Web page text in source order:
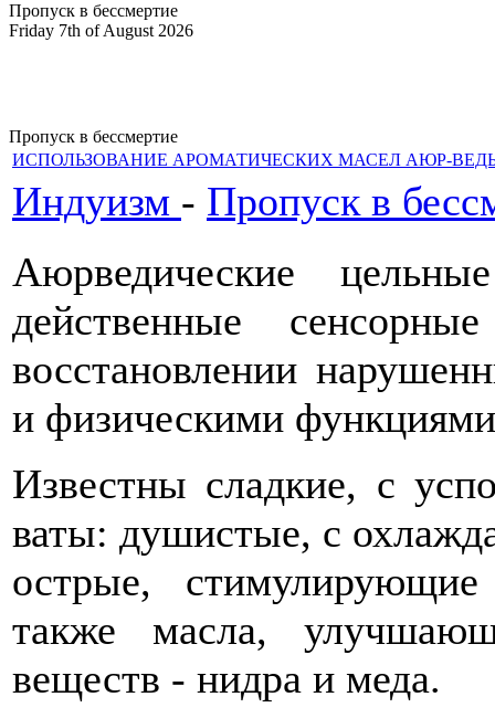
Пропуск в бессмертие
Friday 7th of August 2026
Пропуск в бессмертие
ИСПОЛЬЗОВАНИЕ АРОМАТИЧЕСКИХ МАСЕЛ АЮР-
Индуизм - Пропуск в
Аюрведические
действенные
восстановлении
и физическими
Известны сладкие, с
ваты: душистые, с
острые,
также масла,
веществ - нидра и меда.